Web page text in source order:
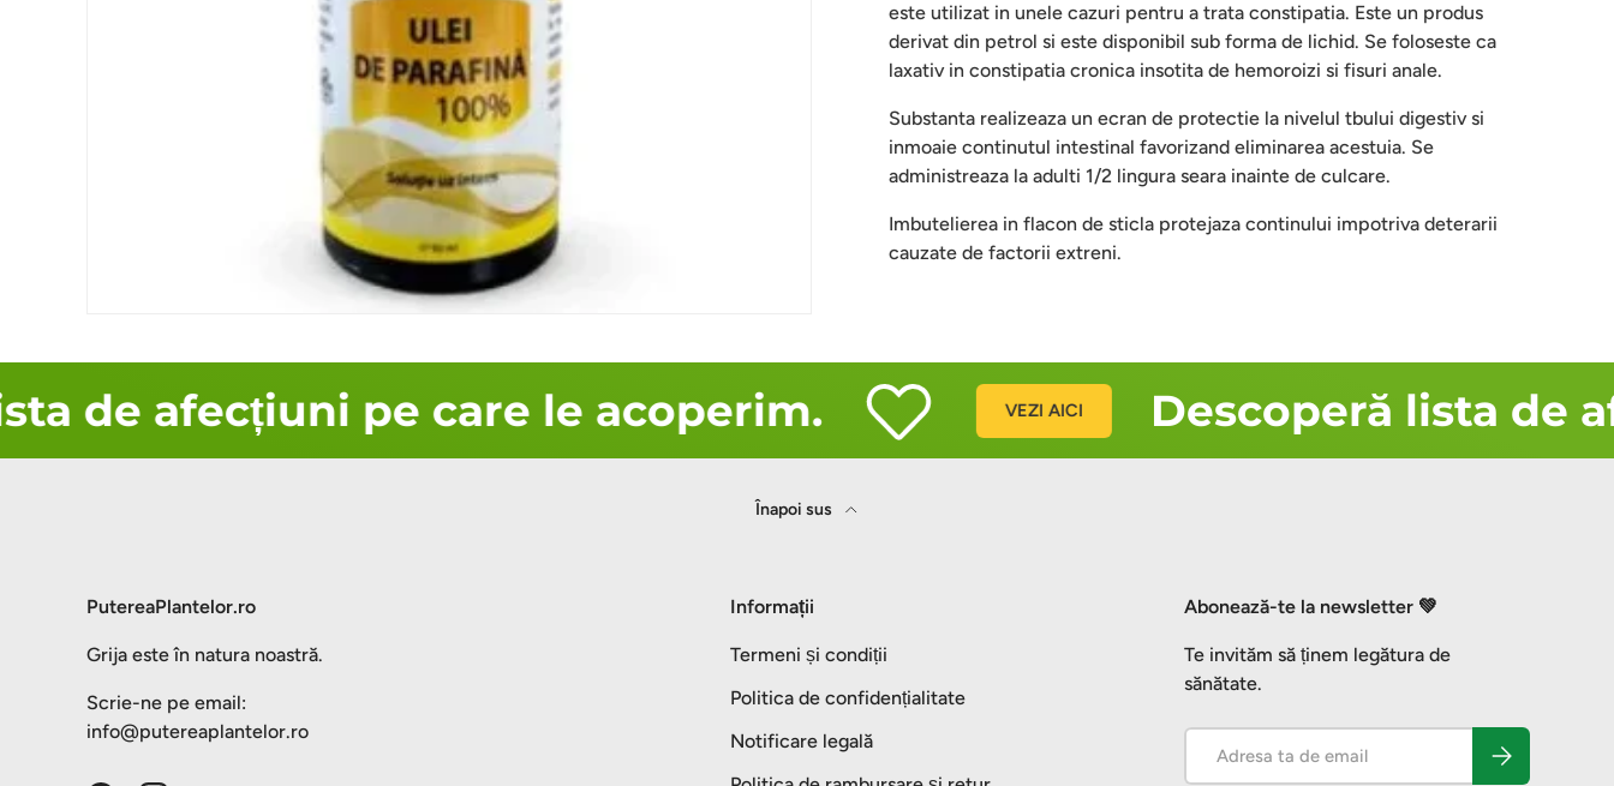
este utilizat in unele cazuri pentru a trata constipatia. Este un produs
derivat din petrol si este disponibil sub forma de lichid. Se foloseste ca
laxativ in constipatia cronica insotita de hemoroizi si fisuri anale.
Substanta realizeaza un ecran de protectie la nivelul tbului digestiv si
inmoaie continutul intestinal favorizand eliminarea acestuia. Se
administreaza la adulti 1/2 lingura seara inainte de culcare.
Imbutelierea in flacon de sticla protejaza continului impotriva deterarii
cauzate de factorii extreni.
de afecțiuni pe care le acoperim. VEZI AICI Descoperă lista de
Înapoi sus
PutereaPlantelor.ro
Grija este în natura noastră.
Scrie-ne pe email:
info@putereaplantelor.ro
Informații
Termeni și condiții
Politica de confidențialitate
Notificare legală
Abonează-te la newsletter 💚
Te invităm să ținem legătura de
sănătate.
Abonează-te